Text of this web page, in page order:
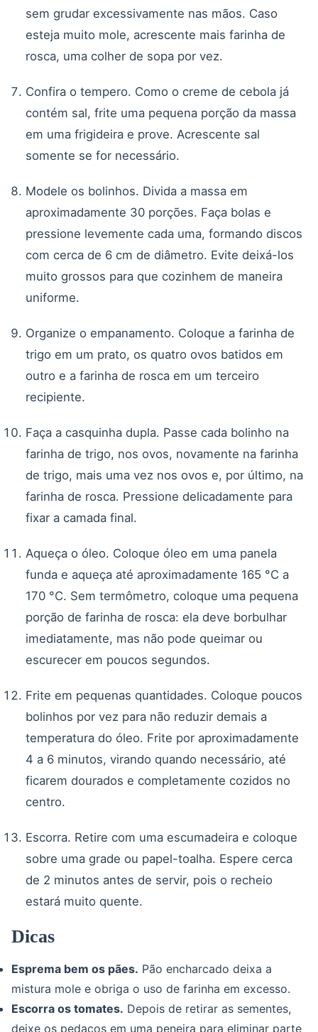
sem grudar excessivamente nas mãos. Caso
esteja muito mole, acrescente mais farinha de
rosca, uma colher de sopa por vez.
Confira o tempero. Como o creme de cebola já
contém sal, frite uma pequena porção da massa
em uma frigideira e prove. Acrescente sal
somente se for necessário.
Modele os bolinhos. Divida a massa em
aproximadamente 30 porções. Faça bolas e
pressione levemente cada uma, formando discos
com cerca de 6 cm de diâmetro. Evite deixá-los
muito grossos para que cozinhem de maneira
uniforme.
Organize o empanamento. Coloque a farinha de
trigo em um prato, os quatro ovos batidos em
outro e a farinha de rosca em um terceiro
recipiente.
Faça a casquinha dupla. Passe cada bolinho na
farinha de trigo, nos ovos, novamente na farinha
de trigo, mais uma vez nos ovos e, por último, na
farinha de rosca. Pressione delicadamente para
fixar a camada final.
Aqueça o óleo. Coloque óleo em uma panela
funda e aqueça até aproximadamente 165 °C a
170 °C. Sem termômetro, coloque uma pequena
porção de farinha de rosca: ela deve borbulhar
imediatamente, mas não pode queimar ou
escurecer em poucos segundos.
Frite em pequenas quantidades. Coloque poucos
bolinhos por vez para não reduzir demais a
temperatura do óleo. Frite por aproximadamente
4 a 6 minutos, virando quando necessário, até
ficarem dourados e completamente cozidos no
centro.
Escorra. Retire com uma escumadeira e coloque
sobre uma grade ou papel-toalha. Espere cerca
de 2 minutos antes de servir, pois o recheio
estará muito quente.
Dicas
Esprema bem os pães. Pão encharcado deixa a
mistura mole e obriga o uso de farinha em excesso.
Escorra os tomates. Depois de retirar as sementes,
deixe os pedaços em uma peneira para eliminar parte